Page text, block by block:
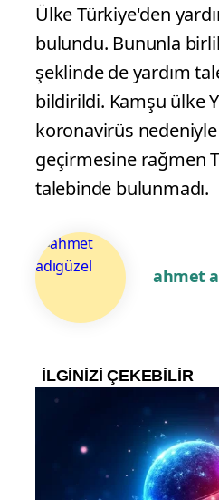
Ülke Türkiye'den
bulundu. Bununla
şeklinde de yardım
bildirildi. Kamşu ülke
koronavirüs
geçirmesine rağmen
talebinde bulunmadı.
ahmet